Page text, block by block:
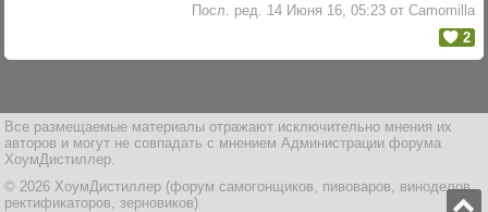
Посл. ред. 14 Июня 16, 05:23 от Camomilla
2
Все размещаемые материалы отражают исключительно мнения их
авторов и могут не совпадать с мнением Администрации форума
ХоумДистиллер.
© 2026 ХоумДистиллер (форум самогонщиков, пивоваров, виноделов,
ректификаторов, зерновиков)